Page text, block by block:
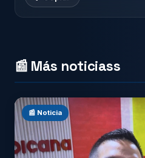
📰 Más noticiass
📰 Noticia